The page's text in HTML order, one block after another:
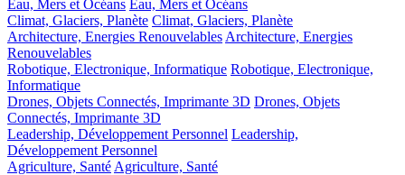
Eau, Mers et Océans Eau, Mers et Océans
Climat, Glaciers, Planète Climat, Glaciers, Planète
Architecture, Energies Renouvelables Architecture, Energies
Renouvelables
Robotique, Electronique, Informatique Robotique, Electronique,
Informatique
Drones, Objets Connectés, Imprimante 3D Drones, Objets
Connectés, Imprimante 3D
Leadership, Développement Personnel Leadership,
Développement Personnel
Agriculture, Santé Agriculture, Santé